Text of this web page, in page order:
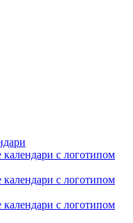
календари с логотипом
календари с логотипом
календари с логотипом